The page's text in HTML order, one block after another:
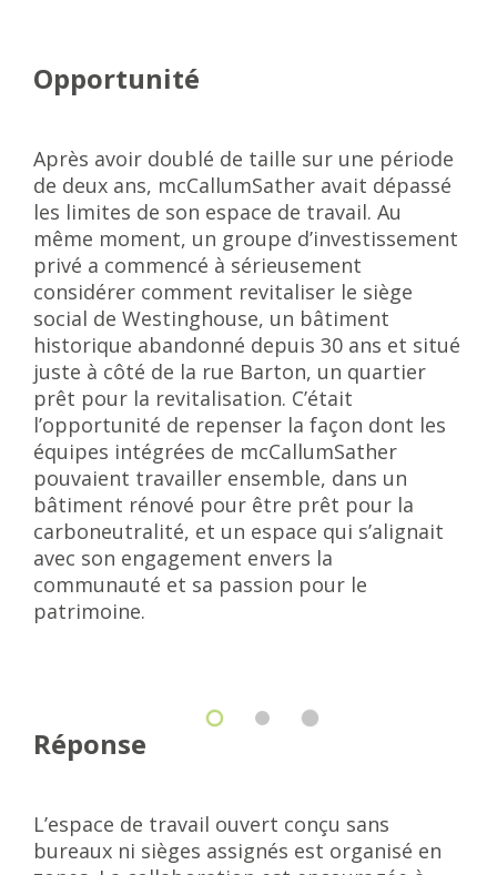
Opportunité
Après avoir doublé de taille sur une période
de deux ans, mcCallumSather avait dépassé
les limites de son espace de travail. Au
même moment, un groupe d’investissement
privé a commencé à sérieusement
considérer comment revitaliser le siège
social de Westinghouse, un bâtiment
historique abandonné depuis 30 ans et situé
juste à côté de la rue Barton, un quartier
prêt pour la revitalisation. C’était
l’opportunité de repenser la façon dont les
équipes intégrées de mcCallumSather
pouvaient travailler ensemble, dans un
bâtiment rénové pour être prêt pour la
carboneutralité, et un espace qui s’alignait
avec son engagement envers la
communauté et sa passion pour le
patrimoine.
Réponse
L’espace de travail ouvert conçu sans
bureaux ni sièges assignés est organisé en